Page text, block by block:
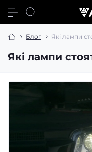
Блог Які лампи
Які лампи